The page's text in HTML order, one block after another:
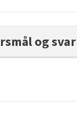
og svar